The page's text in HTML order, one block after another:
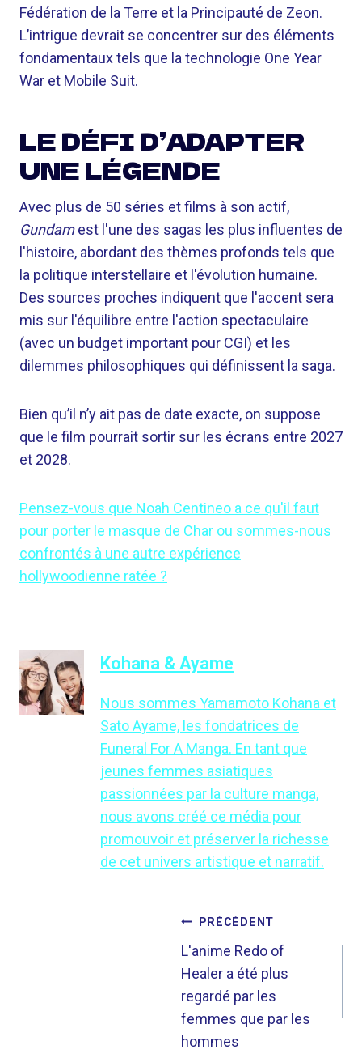
Fédération de la Terre et la Principauté de Zeon.
L’intrigue devrait se concentrer sur des éléments
fondamentaux tels que la technologie One Year
War et Mobile Suit.
LE DÉFI D’ADAPTER
UNE LÉGENDE
Avec plus de 50 séries et films à son actif,
Gundamest l'une des sagas les plus influentes de
l'histoire, abordant des thèmes profonds tels que
la politique interstellaire et l'évolution humaine.
Des sources proches indiquent que l'accent sera
mis sur l'équilibre entre l'action spectaculaire
(avec un budget important pour CGI) et les
dilemmes philosophiques qui définissent la saga.
Bien qu’il n’y ait pas de date exacte, on suppose
que le film pourrait sortir sur les écrans entre 2027
et 2028.
Pensez-vous que Noah Centineo a ce qu'il faut
pour porter le masque de Char ou sommes-nous
confrontés à une autre expérience
hollywoodienne ratée ?
Kohana & Ayame
Nous sommes Yamamoto Kohana et
Sato Ayame, les fondatrices de
Funeral For A Manga. En tant que
jeunes femmes asiatiques
passionnées par la culture manga,
nous avons créé ce média pour
promouvoir et préserver la richesse
de cet univers artistique et narratif.
NAVIGATION
L’ARTICLE
PRÉCÉDENT
L'anime Redo of
Healer a été plus
regardé par les
femmes que par les
hommes